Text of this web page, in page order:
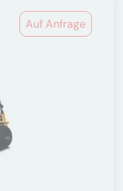
Auf Anfrage